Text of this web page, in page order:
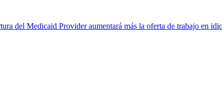
del Medicaid Provider aumentará más la oferta de trabajo en